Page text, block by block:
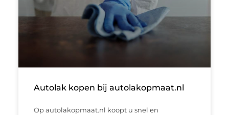
Autolak kopen bij autolakopmaat.nl
Op autolakopmaat.nl koopt u snel en